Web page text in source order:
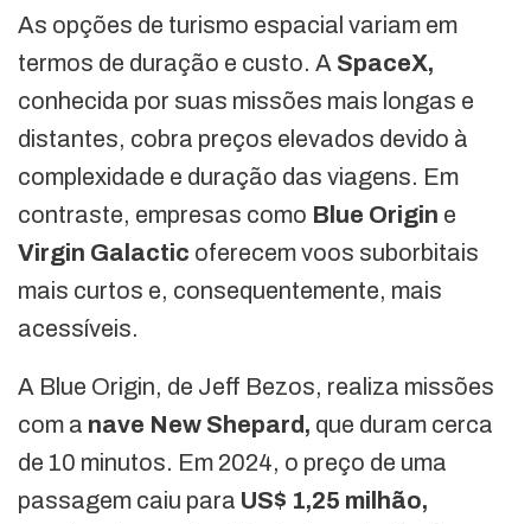
As opções de turismo espacial variam em
termos de duração e custo. A SpaceX,
conhecida por suas missões mais longas e
distantes, cobra preços elevados devido à
complexidade e duração das viagens. Em
contraste, empresas como Blue Origin e
Virgin Galactic oferecem voos suborbitais
mais curtos e, consequentemente, mais
acessíveis.
A Blue Origin, de Jeff Bezos, realiza missões
com a nave New Shepard, que duram cerca
de 10 minutos. Em 2024, o preço de uma
passagem caiu para US$ 1,25 milhão,